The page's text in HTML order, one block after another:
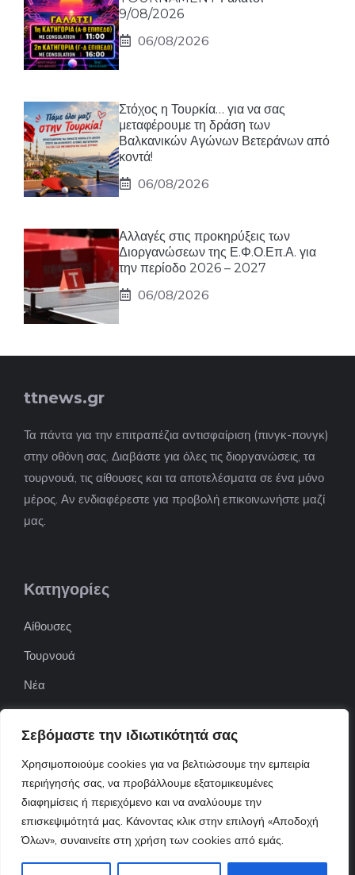
Σεβόμαστε την ιδιωτικότητά σας
Χρησιμοποιούμε cookies για να βελτιώσουμε την εμπειρία
περιήγησής σας, να προβάλλουμε εξατομικευμένες
διαφημίσεις ή περιεχόμενο και να αναλύουμε την
επισκεψιμότητά μας. Κάνοντας κλικ στην επιλογή «Αποδοχή
Όλων», συναινείτε στη χρήση των cookies από εμάς.
9/08/2026
06/08/2026
Στόχος η Τουρκία… για να σας
μεταφέρουμε τη δράση των
Βαλκανικών Αγώνων Βετεράνων από
κοντά!
06/08/2026
Αλλαγές στις προκηρύξεις των
Διοργανώσεων της Ε.Φ.Ο.Επ.Α. για
την περίοδο 2026 – 2027
06/08/2026
ttnews.gr
Τα πάντα για την επιτραπέζια αντισφαίριση (πινγκ-πονγκ)
στην οθόνη σας. Διαβάστε για όλες τις διοργανώσεις, τα
τουρνουά, τις αίθουσες και τα αποτελέσματα σε ένα μόνο
μέρος. Αν ενδιαφέρεστε για προβολή επικοινωνήστε μαζί
μας.
Κατηγορίες
Αίθουσες
Τουρνουά
Νέα
Επιχειρήσεις
ΠΟΦΕΠΑ
ΕΦΟΕΠΑ
Επικοινωνία